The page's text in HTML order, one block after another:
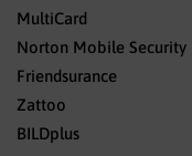
MultiCard
Norton Mobile Security
Friendsurance
Zattoo
BILDplus